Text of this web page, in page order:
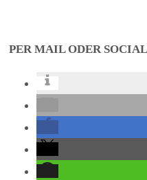
PER MAIL ODER